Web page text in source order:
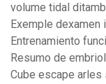
volume tidal
Exemple dexamen
Entrenamiento
Resumo de
Cube escape arles